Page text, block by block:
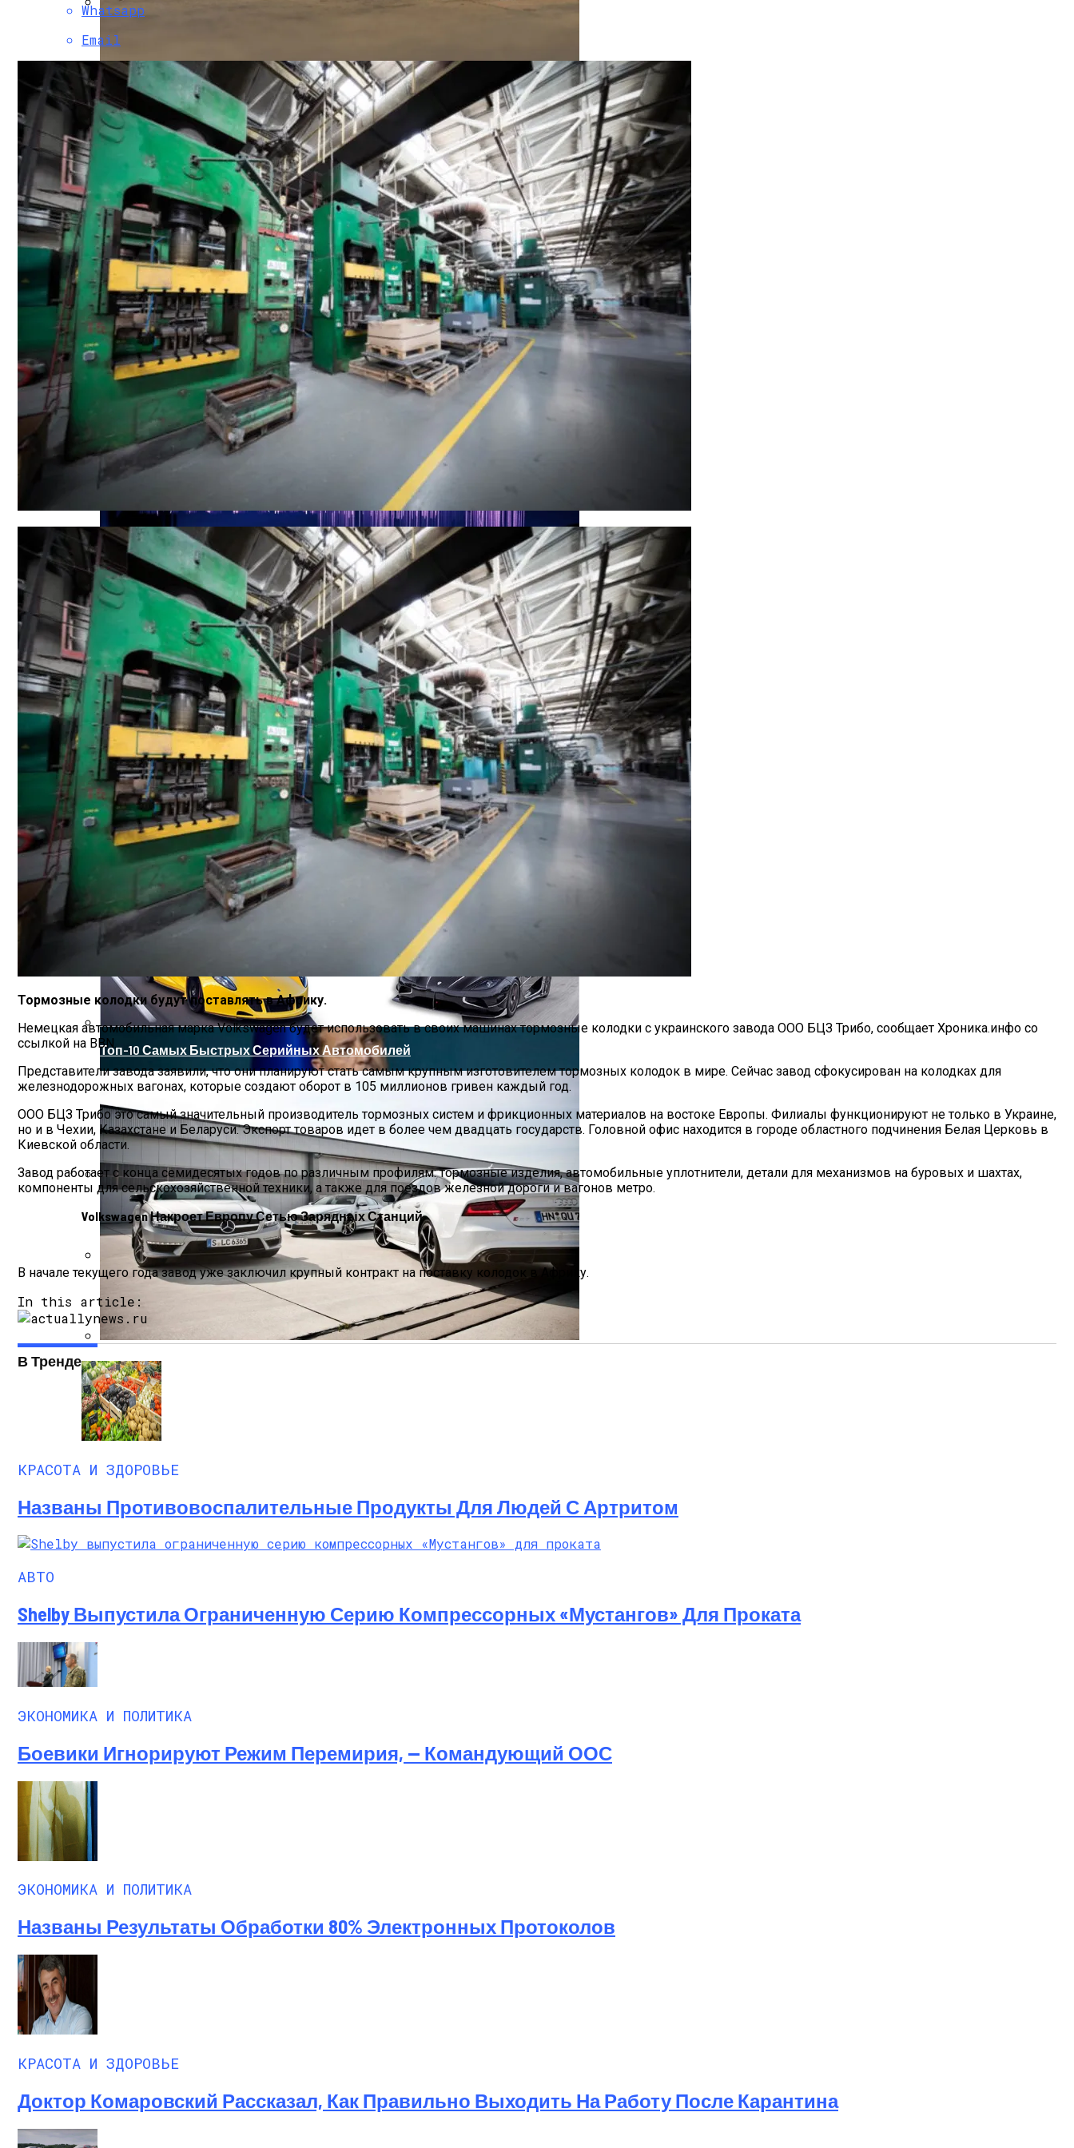
Пять Признаков Депрессии, Которые Нельзя Игнорировать
Врачи Рассказали, Кому Нельзя Пить Минеральную Воду
Назван Главный Принцип Здорового Питания
Врачи Рассказали О Невероятной Пользе Перца Чили
Женщине, Подкупавшей Избирателей, Грозит Тюрьма
Симоненко Пытается Снять Запрет На Деятельность КПУ
Названы Даты Встречи Зеленского И Трампа
Зеленский Летит На Встречу С Эрдоганом И Варфоломеем
В Украину Может Хлынуть Поток Дешевых Авто Из США: В Чем Подвох
Названы Автомобили, Владельцы Которых Чаще Всего Превышают Скорость
«Аватар» Вдохновил Mercedes-Benz На Создание Футуристического Авто
Топ-10 Самых Быстрых Серийных Автомобилей
Названы Подержанные Автомобили Из Европы, Которые Чаще Всего Покупают Украинцы
Whatsapp
Email
Тормозные колодки будут поставлять в Африку.
Немецкая автомобильная марка Volkswagen будет использовать в своих машинах тормозные колодки с украинского завода ООО БЦЗ Трибо, сообщает Хроника.инфо со
ссылкой на BBN.
Представители завода заявили, что они планируют стать самым крупным изготовителем тормозных колодок в мире. Сейчас завод сфокусирован на колодках для
железнодорожных вагонах, которые создают оборот в 105 миллионов гривен каждый год.
ООО БЦЗ Трибо это самый значительный производитель тормозных систем и фрикционных материалов на востоке Европы. Филиалы функционируют не только в Украине,
но и в Чехии, Казахстане и Беларуси. Экспорт товаров идет в более чем двадцать государств. Головной офис находится в городе областного подчинения Белая Церковь в
Киевской области.
Завод работает с конца семидесятых годов по различным профилям: тормозные изделия, автомобильные уплотнители, детали для механизмов на буровых и шахтах,
компоненты для сельскохозяйственной техники, а также для поездов железной дороги и вагонов метро.
Volkswagen Накроет Европу Сетью Зарядных Станций
В начале текущего года завод уже заключил крупный контракт на поставку колодок в Африку.
In this article:
В Тренде
КРАСОТА И ЗДОРОВЬЕ
Названы Противовоспалительные Продукты Для Людей С Артритом
АВТО
Shelby Выпустила Ограниченную Серию Компрессорных «Мустангов» Для Проката
ЭКОНОМИКА И ПОЛИТИКА
Боевики Игнорируют Режим Перемирия, — Командующий ООС
ЭКОНОМИКА И ПОЛИТИКА
Названы Результаты Обработки 80% Электронных Протоколов
КРАСОТА И ЗДОРОВЬЕ
Доктор Комаровский Рассказал, Как Правильно Выходить На Работу После Карантина